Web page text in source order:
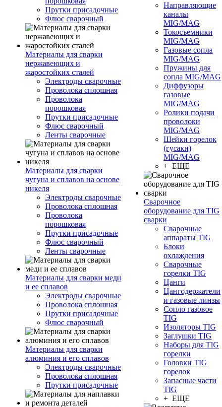
Прутки присадочные
Флюс сварочный
Материалы для сварки
нержавеющих и
жаростойких сталей
Электроды сварочные
Проволока сплошная
Проволока
порошковая
Прутки присадочные
Флюс сварочный
Ленты сварочные
Материалы для сварки
чугуна и сплавов на основе
никеля
Электроды сварочные
Проволока сплошная
Проволока
порошковая
Прутки присадочные
Флюс сварочный
Ленты сварочные
Материалы для сварки меди
и ее сплавов
Электроды сварочные
Проволока сплошная
Прутки присадочные
Флюс сварочный
Материалы для сварки
алюминия и его сплавов
Электроды сварочные
Проволока сплошная
Прутки присадочные
Направляющие
каналы
MIG/MAG
Токосъемники
MIG/MAG
Газовые сопла
MIG/MAG
Пружины для
сопла MIG/MAG
Диффузоры
газовые
MIG/MAG
Ролики подачи
проволоки
MIG/MAG
Шейки горелок
(гусаки)
MIG/MAG
+ ЕЩЕ
Сварочное
оборудование для TIG
сварки
Сварочные
аппараты TIG
Блоки
охлаждения
Сварочные
горелки TIG
Цанги
Цангодержатели
и газовые линзы
Сопло газовое
TIG
Изоляторы TIG
Заглушки TIG
Наборы для TIG
горелки
Головки TIG
горелок
Запасные части
TIG
+ ЕЩЕ